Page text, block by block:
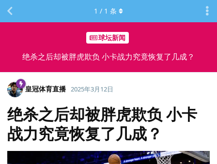
球坛新闻
绝杀之后却被胖虎欺负 小卡战力究竟恢复了几成？
1 / 1 条
皇冠体育直播 2025年3月12日
绝杀之后却被胖虎欺负 小卡
战力究竟恢复了几成？